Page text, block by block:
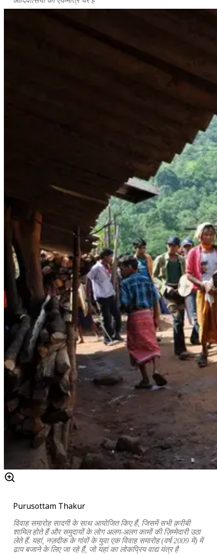
Purusottam Thakur
विवाह समारोह सादगी के साथ आयोजित किए हैं, जिसमें सभी क़रीबी
शामिल होते हैं और समुदायों के लोग अलग-अलग कामों की ज़िम्मेदारी उठा
लेते हैं. यहां, नज़दीक के गांवों के युवा एक विवाह समारोह (वर्ष 2009 में) में
ढाप बजाने के लिए जा रहे हैं, जो यहां का लोकप्रिय वाद्य यंत्र है